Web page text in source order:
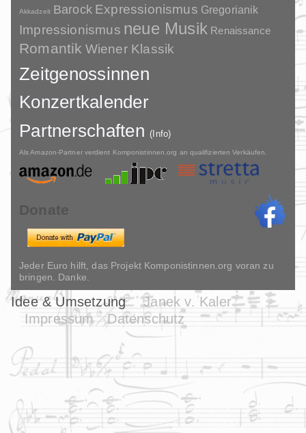
Akkadzeit Barock Expressionismus Gregorianik
Impressionismus neue Musik Renaissance
Romantik Wiener Klassik
Zeitgenossinnen
Konzertkalender
Partnerschaften(Info)
Als Amazon-Partner verdient Komponistinnen.org an qualifizierten Verkäufen.
Donate
Jeder Euro hilft, das Projekt Komponistinnen.org voran zu
bringen. Danke.
Idee & Umsetzung
Janek v. Kaler
Impressum
Datenschutz